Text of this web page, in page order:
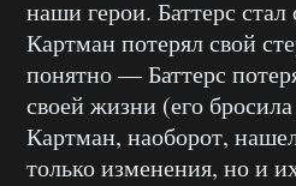
наши герои. Баттерс
Картман потерял свой
понятно — Баттерс
своей жизни (его
Картман, наоборот,
только изменения, но и